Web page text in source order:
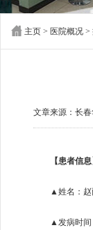
主页 > 医院概况 >
文章来源：长
【患者信息
▲姓名：赵丽(
▲发病时间：